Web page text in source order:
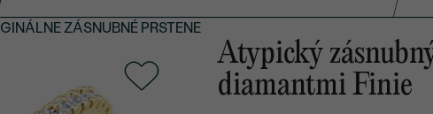
ZÁSNUBNÉ PRSTENE
Atypický
diamantmi Finie